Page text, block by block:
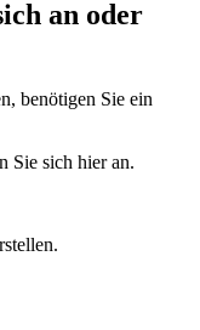
an oder
benötigen Sie ein
Sie sich hier an.